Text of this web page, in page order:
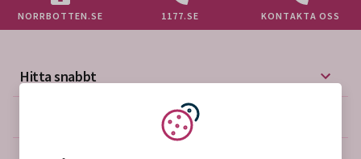
NORRBOTTEN.SE 1177.SE KONTAKTA OSS
Hitta snabbt
Mer på vårdgivarwebben
Vi använder kakor